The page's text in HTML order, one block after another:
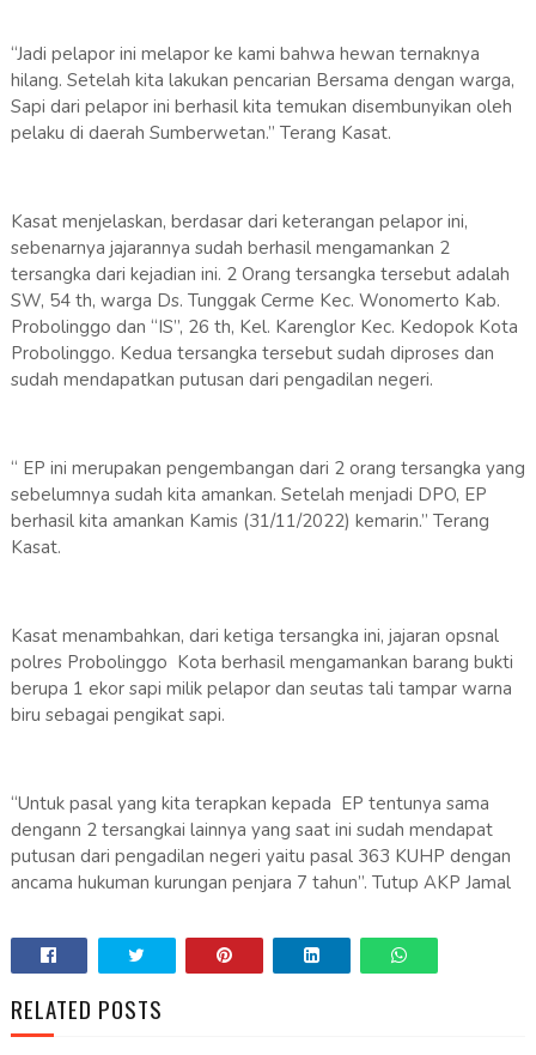
“Jadi pelapor ini melapor ke kami bahwa hewan ternaknya
hilang. Setelah kita lakukan pencarian Bersama dengan warga,
Sapi dari pelapor ini berhasil kita temukan disembunyikan oleh
pelaku di daerah Sumberwetan.” Terang Kasat.
Kasat menjelaskan, berdasar dari keterangan pelapor ini,
sebenarnya jajarannya sudah berhasil mengamankan 2
tersangka dari kejadian ini. 2 Orang tersangka tersebut adalah
SW, 54 th, warga Ds. Tunggak Cerme Kec. Wonomerto Kab.
Probolinggo dan “IS”, 26 th, Kel. Karenglor Kec. Kedopok Kota
Probolinggo. Kedua tersangka tersebut sudah diproses dan
sudah mendapatkan putusan dari pengadilan negeri.
“ EP ini merupakan pengembangan dari 2 orang tersangka yang
sebelumnya sudah kita amankan. Setelah menjadi DPO, EP
berhasil kita amankan Kamis (31/11/2022) kemarin.” Terang
Kasat.
Kasat menambahkan, dari ketiga tersangka ini, jajaran opsnal
polres Probolinggo Kota berhasil mengamankan barang bukti
berupa 1 ekor sapi milik pelapor dan seutas tali tampar warna
biru sebagai pengikat sapi.
“Untuk pasal yang kita terapkan kepada EP tentunya sama
dengann 2 tersangkai lainnya yang saat ini sudah mendapat
putusan dari pengadilan negeri yaitu pasal 363 KUHP dengan
ancama hukuman kurungan penjara 7 tahun”. Tutup AKP Jamal
RELATED POSTS